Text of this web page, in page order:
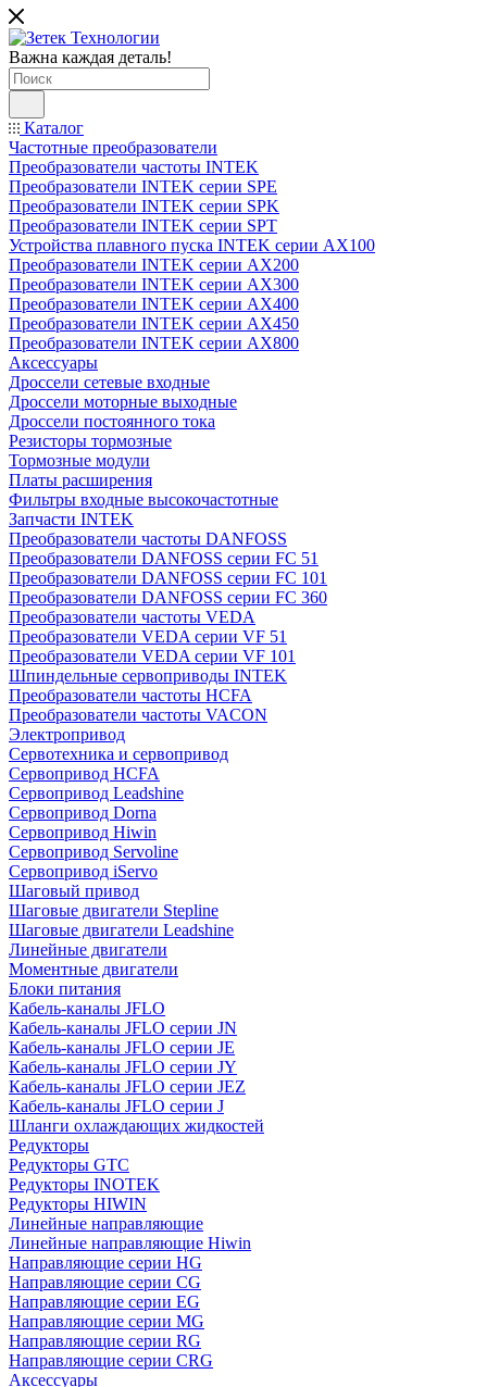
Важна каждая деталь!
Каталог
Частотные преобразователи
Преобразователи частоты INTEK
Преобразователи INTEK серии SPE
Преобразователи INTEK серии SPK
Преобразователи INTEK серии SPT
Устройства плавного пуска INTEK серии AX100
Преобразователи INTEK серии AX200
Преобразователи INTEK серии AX300
Преобразователи INTEK серии AX400
Преобразователи INTEK серии AX450
Преобразователи INTEK серии AX800
Аксессуары
Дроссели сетевые входные
Дроссели моторные выходные
Дроссели постоянного тока
Резисторы тормозные
Тормозные модули
Платы расширения
Фильтры входные высокочастотные
Запчасти INTEK
Преобразователи частоты DANFOSS
Преобразователи DANFOSS серии FC 51
Преобразователи DANFOSS серии FC 101
Преобразователи DANFOSS серии FC 360
Преобразователи частоты VEDA
Преобразователи VEDA серии VF 51
Преобразователи VEDA серии VF 101
Шпиндельные сервоприводы INTEK
Преобразователи частоты HCFA
Преобразователи частоты VACON
Электропривод
Сервотехника и сервопривод
Сервопривод HCFA
Сервопривод Leadshine
Сервопривод Dorna
Сервопривод Hiwin
Сервопривод Servoline
Сервопривод iServo
Шаговый привод
Шаговые двигатели Stepline
Шаговые двигатели Leadshine
Линейные двигатели
Моментные двигатели
Блоки питания
Кабель-каналы JFLO
Кабель-каналы JFLO серии JN
Кабель-каналы JFLO серии JE
Кабель-каналы JFLO серии JY
Кабель-каналы JFLO серии JEZ
Кабель-каналы JFLO серии J
Шланги охлаждающих жидкостей
Редукторы
Редукторы GTC
Редукторы INOTEK
Редукторы HIWIN
Линейные направляющие
Линейные направляющие Hiwin
Направляющие серии HG
Направляющие серии CG
Направляющие серии EG
Направляющие серии MG
Направляющие серии RG
Направляющие серии CRG
Аксессуары